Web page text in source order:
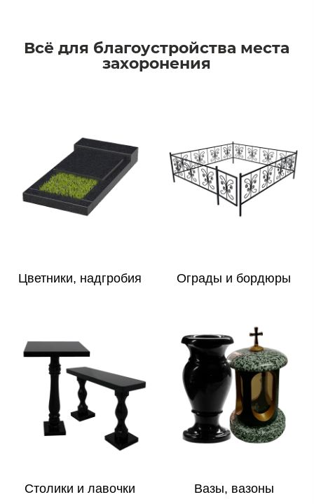
Всё для благоустройства места
захоронения
Цветники, надгробия Ограды и бордюры
Столики и лавочки Вазы, вазоны